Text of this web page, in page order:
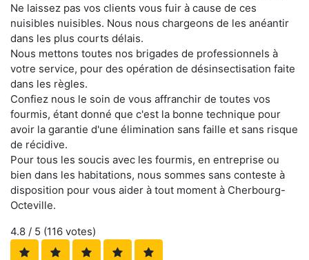
Ne laissez pas vos clients vous fuir à cause de ces
nuisibles nuisibles. Nous nous chargeons de les anéantir
dans les plus courts délais.
Nous mettons toutes nos brigades de professionnels à
votre service, pour des opération de désinsectisation faite
dans les règles.
Confiez nous le soin de vous affranchir de toutes vos
fourmis, étant donné que c'est la bonne technique pour
avoir la garantie d'une élimination sans faille et sans risque
de récidive.
Pour tous les soucis avec les fourmis, en entreprise ou
bien dans les habitations, nous sommes sans conteste à
disposition pour vous aider à tout moment à Cherbourg-
Octeville.
4.8 / 5 (116 votes)